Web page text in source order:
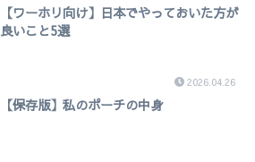
【ワーホリ向け】日本でやっておいた方が
良いこと5選
2026.04.26
【保存版】私のポーチの中身